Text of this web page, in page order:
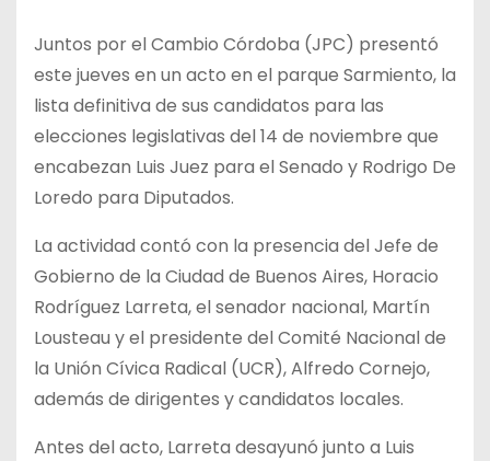
Juntos por el Cambio Córdoba (JPC) presentó
este jueves en un acto en el parque Sarmiento, la
lista definitiva de sus candidatos para las
elecciones legislativas del 14 de noviembre que
encabezan Luis Juez para el Senado y Rodrigo De
Loredo para Diputados.
La actividad contó con la presencia del Jefe de
Gobierno de la Ciudad de Buenos Aires, Horacio
Rodríguez Larreta, el senador nacional, Martín
Lousteau y el presidente del Comité Nacional de
la Unión Cívica Radical (UCR), Alfredo Cornejo,
además de dirigentes y candidatos locales.
Antes del acto, Larreta desayunó junto a Luis